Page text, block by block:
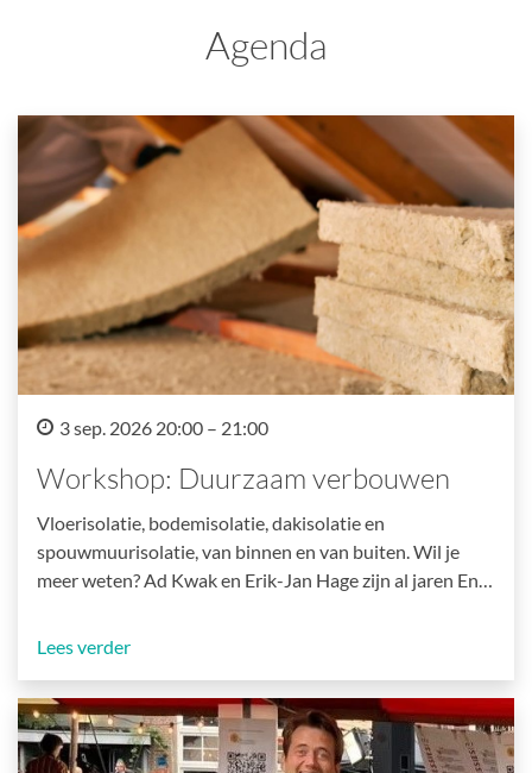
Agenda
3 sep. 2026 20:00 – 21:00
Workshop: Duurzaam verbouwen
Vloerisolatie, bodemisolatie, dakisolatie en
spouwmuurisolatie, van binnen en van buiten. Wil je
meer weten? Ad Kwak en Erik-Jan Hage zijn al jaren En…
Lees verder